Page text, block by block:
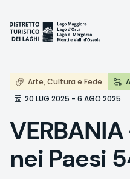
contenu
principal
Arte, Cultura e Fede
20 LUG 2025 - 6 AGO 2025
nei Paesi